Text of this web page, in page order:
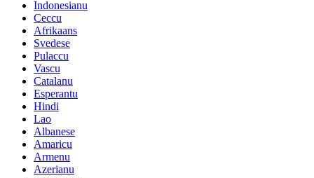
Indonesianu
Ceccu
Afrikaans
Svedese
Pulaccu
Vascu
Catalanu
Esperantu
Hindi
Lao
Albanese
Amaricu
Armenu
Azerianu